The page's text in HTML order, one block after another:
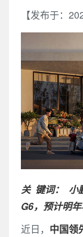
发布于：
关 键词： 小
G6，预计明
近日， 中国领